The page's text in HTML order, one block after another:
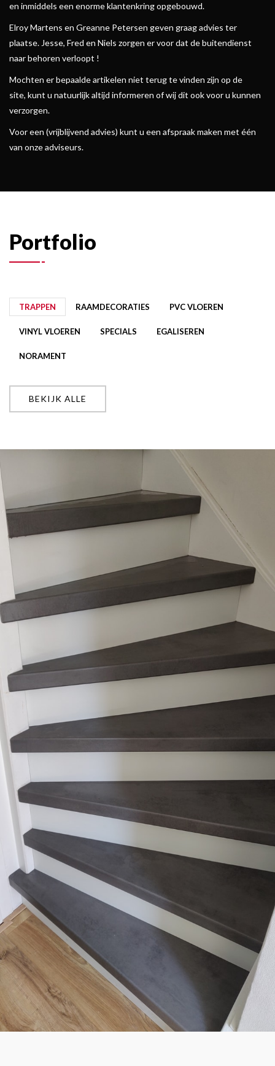
en inmiddels een enorme klantenkring opgebouwd.
Elroy Martens en Greanne Petersen geven graag advies ter
plaatse. Jesse, Fred en Niels zorgen er voor dat de buitendienst
naar behoren verloopt !
Mochten er bepaalde artikelen niet terug te vinden zijn op de
site, kunt u natuurlijk altijd informeren of wij dit ook voor u kunnen
verzorgen.
Voor een (vrijblijvend advies) kunt u een afspraak maken met één
van onze adviseurs.
Portfolio
TRAPPEN RAAMDECORATIES PVC VLOEREN
VINYL VLOEREN SPECIALS EGALISEREN
NORAMENT
BEKIJK ALLE